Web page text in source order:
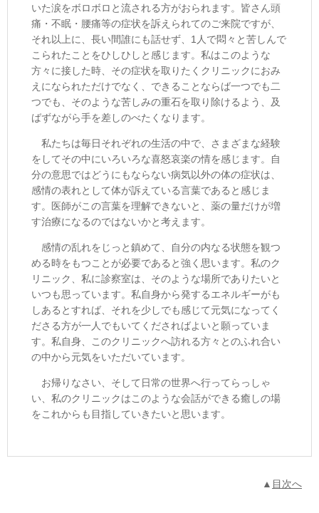
いた涙をボロボロと流される方がおられます。皆さん頭
痛・不眠・腰痛等の症状を訴えられてのご来院ですが、
それ以上に、長い間誰にも話せず、1人で悶々と苦しんで
こられたことをひしひしと感じます。私はこのような
方々に接した時、その症状を取りたくクリニックにおみ
えになられただけでなく、できることならば一つでも二
つでも、そのような苦しみの重石を取り除けるよう、及
ばずながら手を差しのべたくなります。
私たちは毎日それぞれの生活の中で、さまざまな経験
をしてその中にいろいろな喜怒哀楽の情を感じます。自
分の意思ではどうにもならない病気以外の体の症状は、
感情の表れとして体が訴えている言葉であると感じま
す。医師がこの言葉を理解できないと、薬の量だけが増
す治療になるのではないかと考えます。
感情の乱れをじっと鎮めて、自分の内なる状態を観つ
める時をもつことが必要であると強く思います。私のク
リニック、私に診察室は、そのような場所でありたいと
いつも思っています。私自身から発するエネルギーがも
しあるとすれば、それを少しでも感じて元気になってく
ださる方が一人でもいてくださればよいと願っていま
す。私自身、このクリニックへ訪れる方々とのふれ合い
の中から元気をいただいています。
お帰りなさい、そして日常の世界へ行ってらっしゃ
い、私のクリニックはこのような会話ができる癒しの場
をこれからも目指していきたいと思います。
▲ 目次へ